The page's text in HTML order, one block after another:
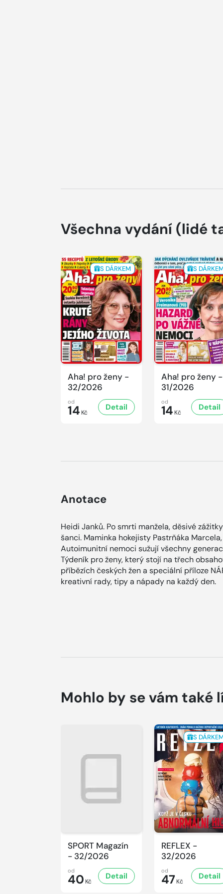
Všechna vydání (lidé
S DÁRKEM
Aha! pro ženy -
32/2026
od
14 Kč
Detail
S
Aha! pro ženy -
31/2026
od
14 Kč
Detail
Anotace
Heidi Janků. Po smrti manžela, děsivé
šanci. Maminka hokejisty Pastrňáka
Autoimunitní nemoci sužují všechny
Týdeník pro ženy, který stojí na třech
příbězích českých žen a speciální příloze
kreativní rady, tipy a nápady na každý den.
Mohlo by se vám také
SPORT Magazín
- 32/2026
od
40 Kč
Detail
S
REFLEX -
32/2026
od
47 Kč
Detail